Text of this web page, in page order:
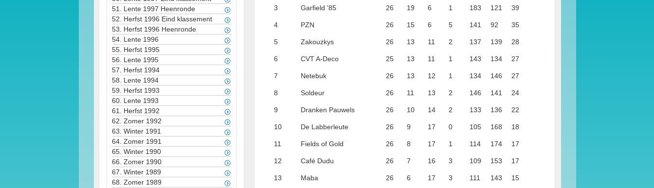
51. Lente 1997 Heenronde
52. Herfst 1996 Eind klassement
53. Herfst 1996 Heenronde
54. Lente 1996
55. Herfst 1995
56. Lente 1995
57. Herfst 1994
58. Lente 1994
59. Herfst 1993
60. Lente 1993
61. Herfst 1992
62. Zomer 1992
63. Winter 1991
64. Zomer 1991
65. Winter 1990
66. Zomer 1990
67. Winter 1989
68. Zomer 1989
3 Garfield '85 26 19 6 1 183 121 39
4 PZN 26 15 6 5 141 92 35
5 Zakouzkys 26 13 11 2 137 139 28
6 CVT A-Deco 25 13 11 1 143 134 27
7 Netebuk 26 13 12 1 134 146 27
8 Soldeur 26 11 13 2 146 141 24
9 Dranken Pauwels 26 10 14 2 133 136 22
10 De Labberleute 26 9 17 0 105 168 18
11 Fields of Gold 26 8 17 1 114 174 17
12 Café Dudu 26 7 16 3 109 153 17
13 Maba 26 6 17 3 111 143 15